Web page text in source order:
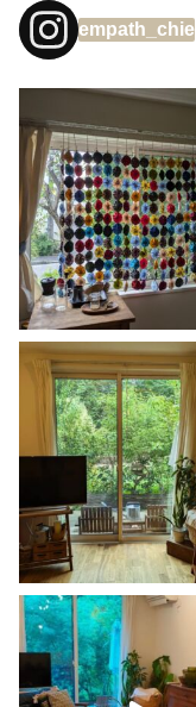
empath_chie